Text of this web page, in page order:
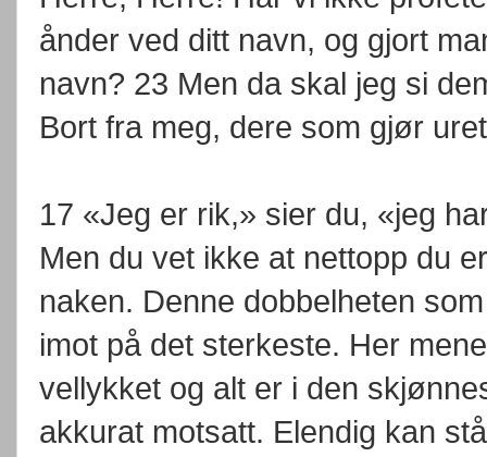
ånder ved ditt navn, og gjort
navn? 23 Men da skal jeg si
Bort fra meg, dere som gjør
17 «Jeg er rik,» sier du, «jeg
Men du vet ikke at nettopp du
naken. Denne dobbelheten
imot på det sterkeste. Her
vellykket og alt er i den
akkurat motsatt. Elendig kan